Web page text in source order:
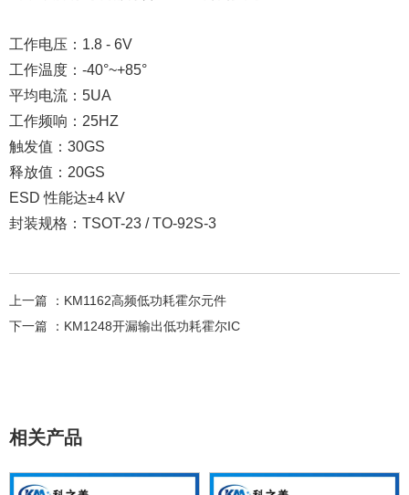
工作电压：1.8 - 6V
工作温度：-40°~+85°
平均电流：5UA
工作频响：25HZ
触发值：30GS
释放值：20GS
ESD 性能达±4 kV
封装规格：TSOT-23 / TO-92S-3
上一篇 ： KM1162高频低功耗霍尔元件
下一篇 ： KM1248开漏输出低功耗霍尔IC
相关产品